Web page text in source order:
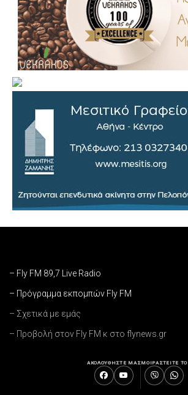
– Fly FM 89,7 Live Radio
– Πρόγραμμα εκπομπών Fly FM
– Σχετικά με εμάς
– Προβολή στον Fly FM κ στο flynews.gr
ΑΚΟΛΟΥΘΗΣΤΕ ΜΑΣΜΟΙΡΑΣΤΕΙΤΕ ΤΟ